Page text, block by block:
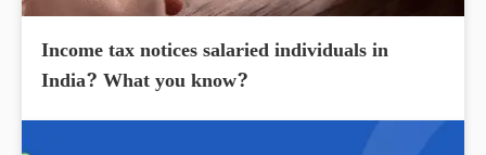
Income tax notices salaried individuals in
India? What you know?